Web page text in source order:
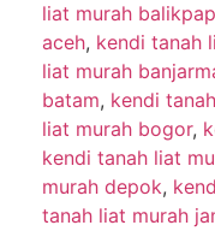
liat murah
aceh, kendi tanah
liat murah
batam, kendi
liat murah bogor,
kendi tanah liat
murah depok,
tanah liat murah